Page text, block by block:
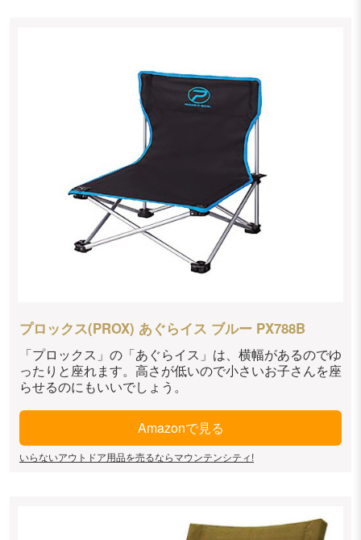
プロックス(PROX) あぐらイス ブルー PX788B
「プロックス」の「あぐらイス」は、横幅があるのでゆ
ったりと座れます。高さが低いので小さいお子さんを座
らせるのにもいいでしょう。
Amazonで見る
いらないアウトドア用品を売るならマウンテンシティ!